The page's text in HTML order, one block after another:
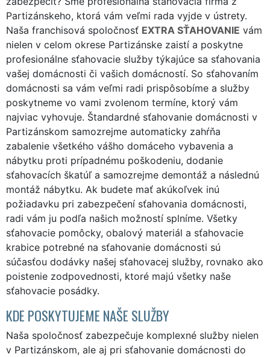
Partizánskeho, ktorá vám veľmi rada vyjde v ústrety.
Naša franchisová spoločnosť EXTRA SŤAHOVANIE vám
nielen v celom okrese Partizánske zaistí a poskytne
profesionálne sťahovacie služby týkajúce sa sťahovania
vašej domácnosti či vašich domácností. So sťahovaním
domácnosti sa vám veľmi radi prispôsobíme a služby
poskytneme vo vami zvolenom termíne, ktorý vám
najviac vyhovuje. Štandardné sťahovanie domácnosti v
Partizánskom samozrejme automaticky zahŕňa
zabalenie všetkého vášho domáceho vybavenia a
nábytku proti prípadnému poškodeniu, dodanie
sťahovacích škatúľ a samozrejme demontáž a následnú
montáž nábytku. Ak budete mať akúkoľvek inú
požiadavku pri zabezpečení sťahovania domácnosti,
radi vám ju podľa našich možností splníme. Všetky
sťahovacie pomôcky, obalový materiál a sťahovacie
krabice potrebné na sťahovanie domácnosti sú
súčasťou dodávky našej sťahovacej služby, rovnako ako
poistenie zodpovednosti, ktoré majú všetky naše
sťahovacie posádky.
KDE POSKYTUJEME NAŠE SLUŽBY
Naša spoločnosť zabezpečuje komplexné služby nielen
v Partizánskom, ale aj pri sťahovanie domácnosti do